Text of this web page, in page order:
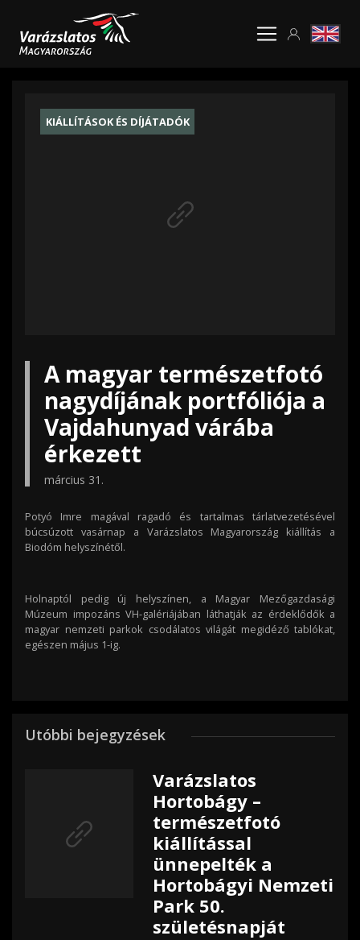
KIÁLLÍTÁSOK ÉS DÍJÁTADÓK
A magyar természetfotó
nagydíjának portfóliója a
Vajdahunyad várába
érkezett
március 31.
Potyó Imre magával ragadó és tartalmas tárlatvezetésével
búcsúzott vasárnap a Varázslatos Magyarország kiállítás a
Biodóm helyszínétől.
Holnaptól pedig új helyszínen, a Magyar Mezőgazdasági
Múzeum impozáns VH-galériájában láthatják az érdeklődők a
magyar nemzeti parkok csodálatos világát megidéző tablókat,
egészen május 1-ig.
Utóbbi bejegyzések
Varázslatos
Hortobágy –
természetfotó
kiállítással
ünnepelték a
Hortobágyi Nemzeti
Park 50.
születésnapját